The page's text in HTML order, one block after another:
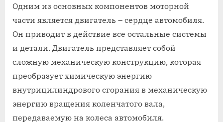
Одним из основных компонентов моторной
части является двигатель – сердце автомобиля.
Он приводит в действие все остальные системы
и детали. Двигатель представляет собой
сложную механическую конструкцию, которая
преобразует химическую энергию
внутрицилиндрового сгорания в механическую
энергию вращения коленчатого вала,
передаваемую на колеса автомобиля.